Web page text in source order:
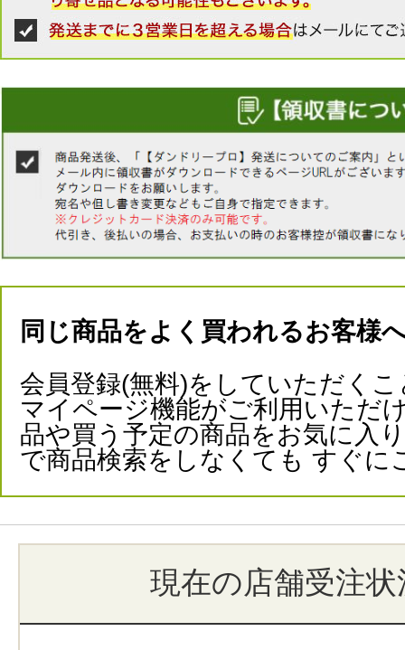
同じ商品をよく買われるお客様
会員登録(無料)をしていただくこ
マイページ機能がご利用いただ
品や買う予定の商品をお気に入
で商品検索をしなくても すぐに
現在の店舗受注状